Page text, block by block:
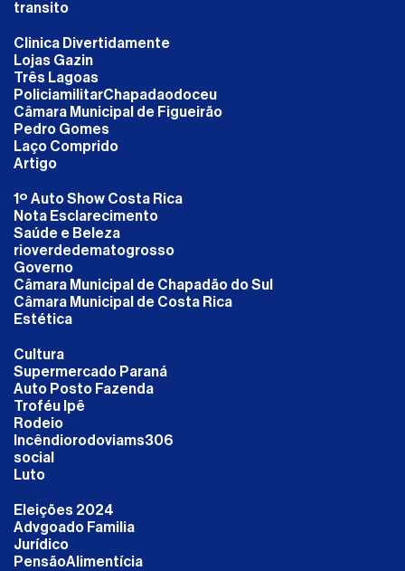
transito
Clinica Divertidamente
Lojas Gazin
Três Lagoas
PoliciamilitarChapadaodoceu
Câmara Municipal de Figueirão
Pedro Gomes
Laço Comprido
Artigo
1º Auto Show Costa Rica
Nota Esclarecimento
Saúde e Beleza
rioverdedematogrosso
Governo
Câmara Municipal de Chapadão do Sul
Câmara Municipal de Costa Rica
Estética
Cultura
Supermercado Paraná
Auto Posto Fazenda
Troféu Ipê
Rodeio
Incêndiorodoviams306
social
Luto
Eleições 2024
Advgoado Familia
Jurídico
PensãoAlimentícia